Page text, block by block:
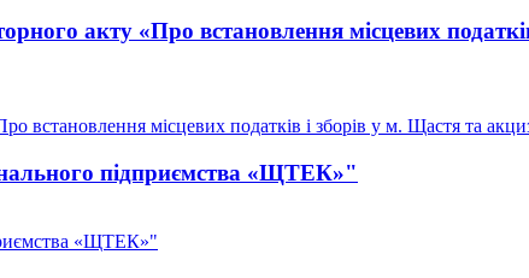
акту «Про встановлення місцевих
місцевих податків і зборів у м. Щастя та
підприємства «ЩТЕК»"
«ЩТЕК»"